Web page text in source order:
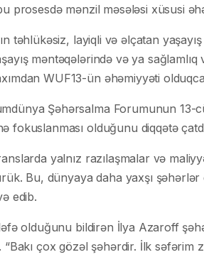
prosesdə mənzil məsələsi xüsusi
təhlükəsiz, layiqli və əlçatan
məntəqələrində və ya
WUF13-ün əhəmiyyəti
Şəhərsalma Forumunun 13-
fokuslanması olduğunu diqqətə
yalnız razılaşmalar və
Bu, dünyaya daha yaxşı
edib.
olduğunu bildirən İlya Azaroff
çox gözəl şəhərdir. İlk səfərim